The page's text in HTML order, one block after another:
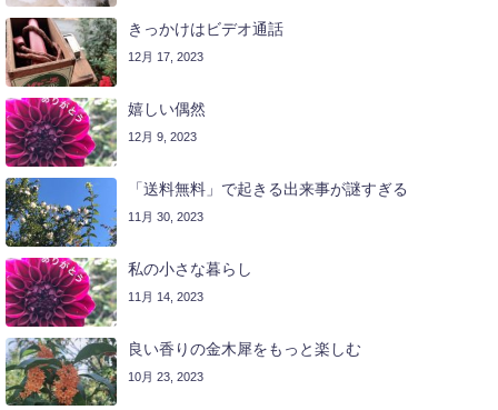
きっかけはビデオ通話
12月 17, 2023
嬉しい偶然
12月 9, 2023
「送料無料」で起きる出来事が謎すぎる
11月 30, 2023
私の小さな暮らし
11月 14, 2023
良い香りの金木犀をもっと楽しむ
10月 23, 2023